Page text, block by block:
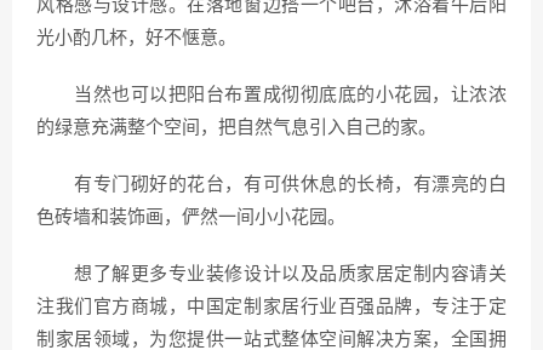
风格感与设计感。在落地窗边搭一个吧台，沐浴着午后阳
光小酌几杯，好不惬意。
当然也可以把阳台布置成彻彻底底的小花园，让浓浓
的绿意充满整个空间，把自然气息引入自己的家。
有专门砌好的花台，有可供休息的长椅，有漂亮的白
色砖墙和装饰画，俨然一间小小花园。
想了解更多专业装修设计以及品质家居定制内容请关
注我们官方商城，中国定制家居行业百强品牌，专注于定
制家居领域，为您提供一站式整体空间解决方案，全国拥